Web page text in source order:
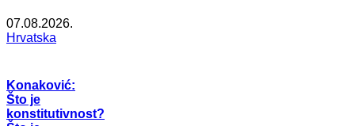
07.08.2026.
Hrvatska
Konaković:
Što je
konstitutivnost?